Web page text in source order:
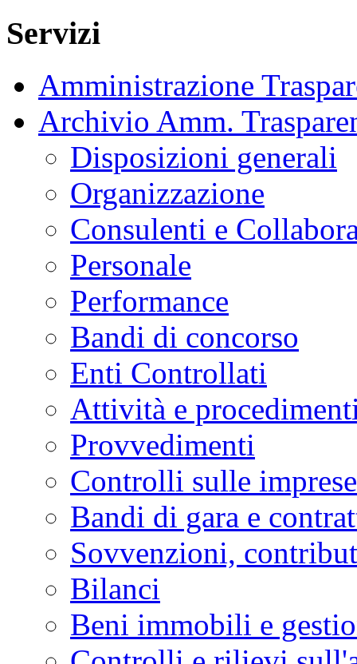
Servizi
Amministrazione
Archivio Amm.
Disposizioni generali
Organizzazione
Consulenti e
Personale
Performance
Bandi di concorso
Enti Controllati
Attività e
Provvedimenti
Controlli sulle imprese
Bandi di gara e
Sovvenzioni,
Bilanci
Beni immobili e